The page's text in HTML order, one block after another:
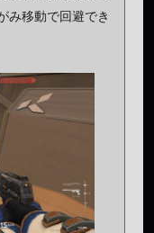
み移動で回避でき